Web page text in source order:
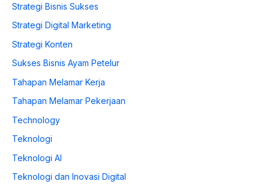
Strategi Bisnis Sukses
Strategi Digital Marketing
Strategi Konten
Sukses Bisnis Ayam Petelur
Tahapan Melamar Kerja
Tahapan Melamar Pekerjaan
Technology
Teknologi
Teknologi AI
Teknologi dan Inovasi Digital